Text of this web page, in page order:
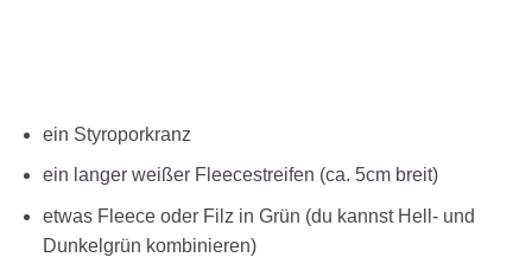
ein Styroporkranz
ein langer weißer Fleecestreifen (ca. 5cm breit)
etwas Fleece oder Filz in Grün (du kannst Hell- und
Dunkelgrün kombinieren)